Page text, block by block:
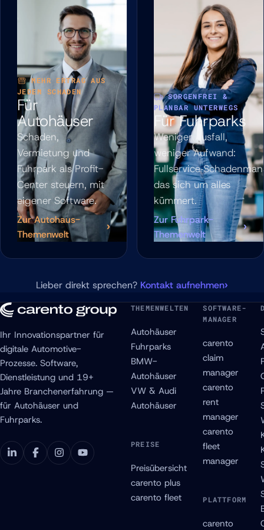
MEHR ERTRAG AUS
JEDEM SCHADEN
Für
Autohäuser
Schaden,
Vermietung und
Fuhrpark als Profit-
Center steuern, mit
eigener Software.
Zur Autohaus-
Themenwelt
SORGENFREI &
PLANBAR UNTERWEGS
Für Fuhrparks
Weniger Ausfall,
weniger Aufwand:
das sich um alles
kümmert.
Zur Fuhrpark-
Themenwelt
Lieber direkt sprechen? Kontakt aufnehmen
Ihr Innovationspartner für
digitale Automotive-
Prozesse. Software,
Dienstleistung und 19+
Jahre Branchenerfahrung —
für Autohäuser und
Fuhrparks.
THEMENWELTEN
Autohäuser
Fuhrparks
BMW-
Autohäuser
VW & Audi
Autohäuser
PREISE
Preisübersicht
carento plus
carento fleet
SOFTWARE-
MANAGER
carento
claim
manager
carento
rent
manager
carento
fleet
manager
PLATTFORM
carento